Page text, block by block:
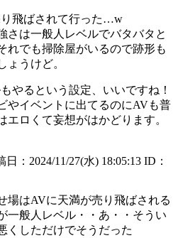
飛ばされて行った…w
さは一般人レベルでバタバタと
れでも掃除屋がいるので跡形も
ょうけど。
やるという設定、いいですね！
やイベントに出てるのにAVも普
エロくて妄想がはかどります。
日：2024/11/27(水) 18:05:13 ID：
場はAVに天満が売り飛ばされる
一般人レベル・・あ・・そうい
くしただけでそうだった